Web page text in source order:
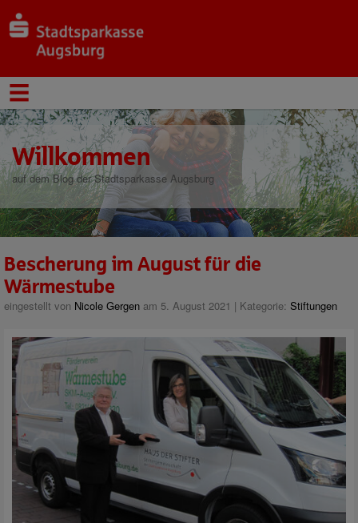
Willkommen
auf dem Blog der Stadtsparkasse Augsburg
Bescherung im August für die
Wärmestube
eingestellt von Nicole Gergen am 5. August 2021 | Kategorie: Stiftungen